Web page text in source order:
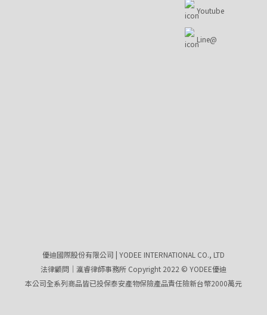
Youtube
Line@
優迪國際股份有限公司 | YODEE INTERNATIONAL CO., LTD
法律顧問｜瀛睿律師事務所 Copyright 2022 © YODEE優迪
本公司全系列商品皆已投保泰安產物保險產品責任險新台幣2000萬元